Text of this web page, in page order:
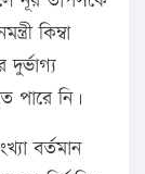
কিম্বা
পারে নি।
বর্তমান